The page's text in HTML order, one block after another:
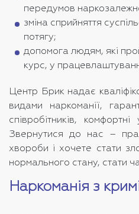
передумов
зміна сприйняття
потягу;
допомога людям, які
курс, у
Центр Брик надає
видами наркоманії,
співробітників,
Звернутися до нас –
хвороби і хочете стати
нормального стану, стати
Наркоманія з